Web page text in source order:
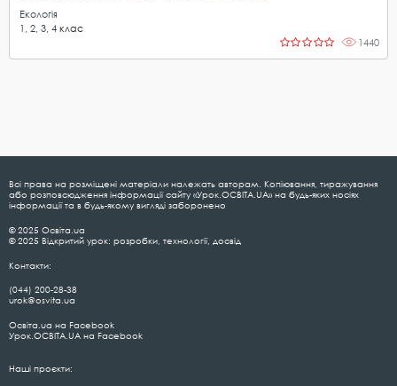
Екологія
1
2 3 4 клас
1440
Всі права на розміщені матеріали належать авторам. Копіювання, тиражування
або розповсюдження інформації сайту «Урок.ОСВІТА.UA» на будь-яких носіях
інформації та в будь-якому вигляді заборонено
© 2025 Освіта.ua
© 2025 Відкритий урок: розробки, технології, досвід
Контакти:
(044) 200-28-38
urok@osvita.ua
Освіта.ua на Facebook
Урок.ОСВІТА.UA на Facebook
Наші проєкти: